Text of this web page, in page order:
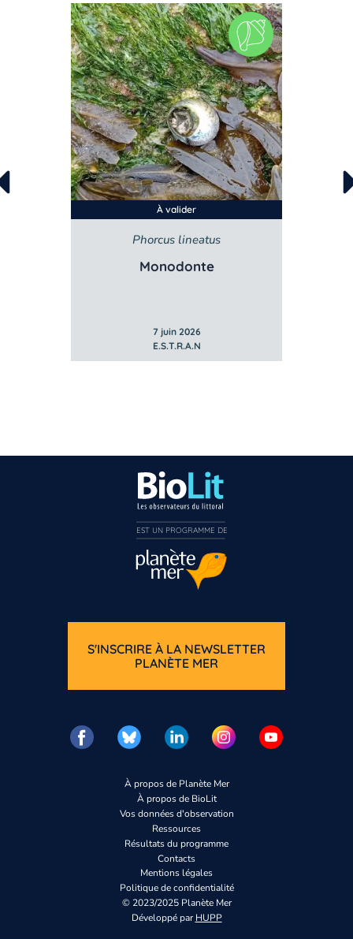
À valider
Phorcus lineatus
Monodonte
7 juin 2026
E.S.T.R.A.N
À propos de Planète Mer
À propos de BioLit
Vos données d'observation
Ressources
Résultats du programme
Contacts
Mentions légales
Politique de confidentialité
© 2023/2025 Planète Mer
Développé parHUPP
S'INSCRIRE À LA NEWSLETTER
PLANÈTE MER